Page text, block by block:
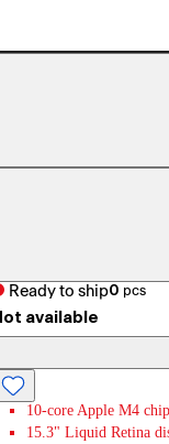
Ready to ship0 pcs
available
10-core Apple M4 chip
15.3" Liquid Retina